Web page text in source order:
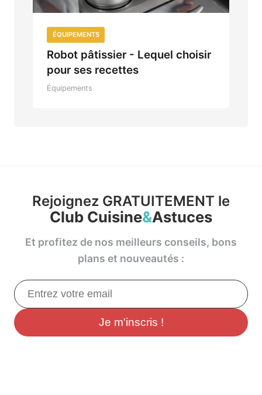
ÉQUIPEMENTS
Robot pâtissier - Lequel choisir
pour ses recettes
Équipements
Rejoignez GRATUITEMENT le
Club Cuisine&Astuces
Et profitez de nos meilleurs conseils, bons
plans et nouveautés :
Je m'inscris !